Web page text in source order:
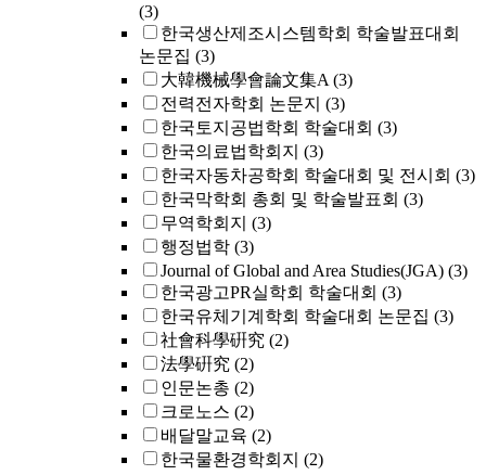
(3)
한국생산제조시스템학회 학술발표대회
논문집 (3)
大韓機械學會論文集A (3)
전력전자학회 논문지 (3)
한국토지공법학회 학술대회 (3)
한국의료법학회지 (3)
한국자동차공학회 학술대회 및 전시회 (3)
한국막학회 총회 및 학술발표회 (3)
무역학회지 (3)
행정법학 (3)
Journal of Global and Area Studies(JGA) (3)
한국광고PR실학회 학술대회 (3)
한국유체기계학회 학술대회 논문집 (3)
社會科學硏究 (2)
法學硏究 (2)
인문논총 (2)
크로노스 (2)
배달말교육 (2)
한국물환경학회지 (2)